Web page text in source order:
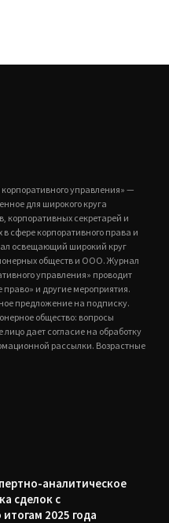
управления» —
для широкого круга
корпоративных секретарей и
сфере корпоративного права и
освещающий широкий круг
обществ и ООО. Журнал
управления» проводит
и другие мероприятия.
предложение на подписку.
общество: вопросы
дает согласие на обработку
рассылки. Возрастные
аналитическое
сделок с
2025 года